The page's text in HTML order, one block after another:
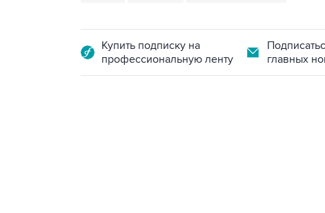
Купить подписку на
профессиональную ленту
главных